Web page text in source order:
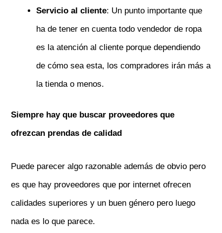
Servicio al cliente: Un punto importante que
ha de tener en cuenta todo vendedor de ropa
es la atención al cliente porque dependiendo
de cómo sea esta, los compradores irán más a
la tienda o menos.
Siempre hay que buscar proveedores que
ofrezcan prendas de calidad
Puede parecer algo razonable además de obvio pero
es que hay proveedores que por internet ofrecen
calidades superiores y un buen género pero luego
nada es lo que parece.